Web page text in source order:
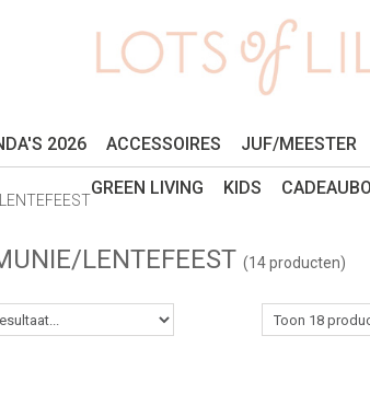
2026 ACCESSOIRES JUF/MEESTER
GREEN LIVING KIDS
LENTEFEEST (14 producten)